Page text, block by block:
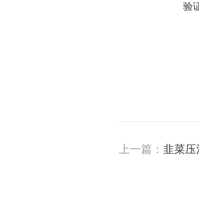
验
上一篇：韭菜压